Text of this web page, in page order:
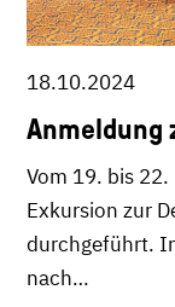
18.10.2024
Anmeldung
Vom 19. bis
Exkursion zur
durchgeführt.
nach…